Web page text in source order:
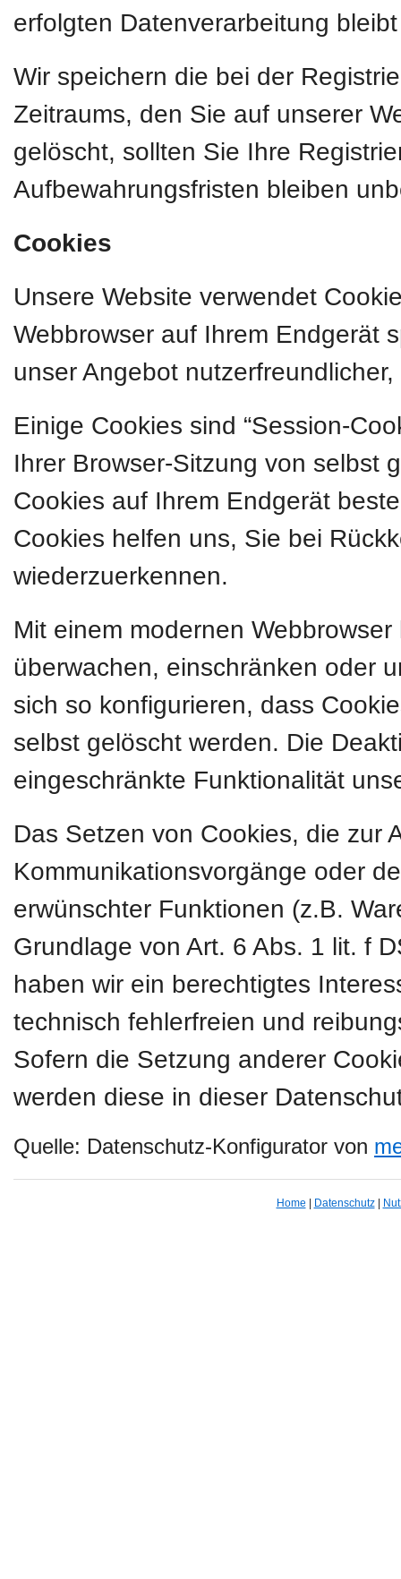
erfolgten Datenverarbeitung
Wir speichern die bei der
Zeitraums, den Sie auf unserer
gelöscht, sollten Sie Ihre
Aufbewahrungsfristen bleiben
Cookies
Unsere Website verwendet
Webbrowser auf Ihrem Endgerät
unser Angebot
Einige Cookies sind “Session-
Ihrer Browser-Sitzung von selbst
Cookies auf Ihrem Endgerät
Cookies helfen uns, Sie bei
wiederzuerkennen.
Mit einem modernen
überwachen, einschränken oder
sich so konfigurieren, dass
selbst gelöscht werden. Die
eingeschränkte Funktionalität
Das Setzen von Cookies, die zur
Kommunikationsvorgänge oder
erwünschter Funktionen (z.B.
Grundlage von Art. 6 Abs. 1 lit. f
haben wir ein berechtigtes
technisch fehlerfreien und
Sofern die Setzung anderer
werden diese in dieser
Quelle: Datenschutz-Konfigurator von
Home Datenschutz|